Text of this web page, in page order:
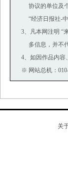
协议的单位及
“经济日报社-
3、凡本网注明 “
多信息，并不
4、如因作品内容
※ 网站总机：
关